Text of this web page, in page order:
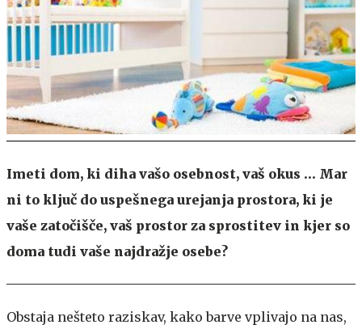
Imeti dom, ki diha vašo osebnost, vaš okus … Mar
ni to ključ do uspešnega urejanja prostora, ki je
vaše zatočišče, vaš prostor za sprostitev in kjer so
doma tudi vaše najdražje osebe?
Obstaja nešteto raziskav, kako barve vplivajo na nas,